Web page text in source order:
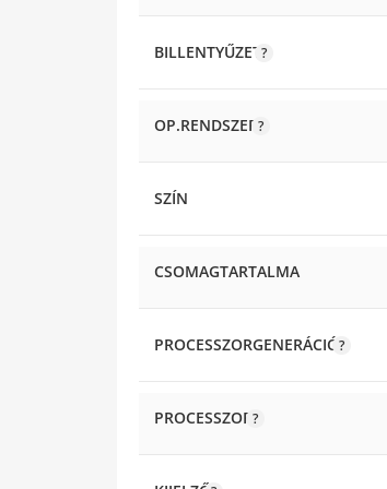
BILLENTYŰZET
OP.RENDSZER
SZÍN
CSOMAGTARTALMA
PROCESSZORGENERÁCIÓ
PROCESSZOR